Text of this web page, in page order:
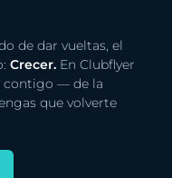
de dar vueltas, el
Crecer. En Clubflyer
contigo — de la
que volverte